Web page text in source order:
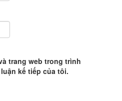
trang web trong trình
kế tiếp của tôi.